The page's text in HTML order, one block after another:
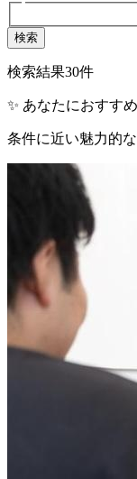
検索
検索結果30件
✨ あなたにおすす
条件に近い魅力的